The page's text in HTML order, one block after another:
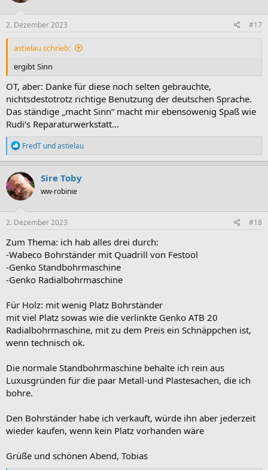
o
n
e
2. Dezember 2023 #17
astielau schrieb:
ergibt Sinn
OT, aber: Danke für diese noch selten gebrauchte,
nichtsdestotrotz richtige Benutzung der deutschen Sprache.
Das ständige „macht Sinn“ macht mir ebensowenig Spaß wie
Rudi‘s Reparaturwerkstatt…
R
e
a
k
t
i
o
n
e
:
FredT undastielau
Sire Toby
ww-robinie
2. Dezember 2023 #18
Zum Thema: ich hab alles drei durch:
-Wabeco Bohrständer mit Quadrill von Festool
-Genko Standbohrmaschine
-Genko Radialbohrmaschine
Für Holz: mit wenig Platz Bohrständer
mit viel Platz sowas wie die verlinkte Genko ATB 20
Radialbohrmaschine, mit zu dem Preis ein Schnäppchen ist,
wenn technisch ok.
Die normale Standbohrmaschine behalte ich rein aus
Luxusgründen für die paar Metall-und Plastesachen, die ich
bohre.
Den Bohrständer habe ich verkauft, würde ihn aber jederzeit
wieder kaufen, wenn kein Platz vorhanden wäre
Grüße und schönen Abend, Tobias